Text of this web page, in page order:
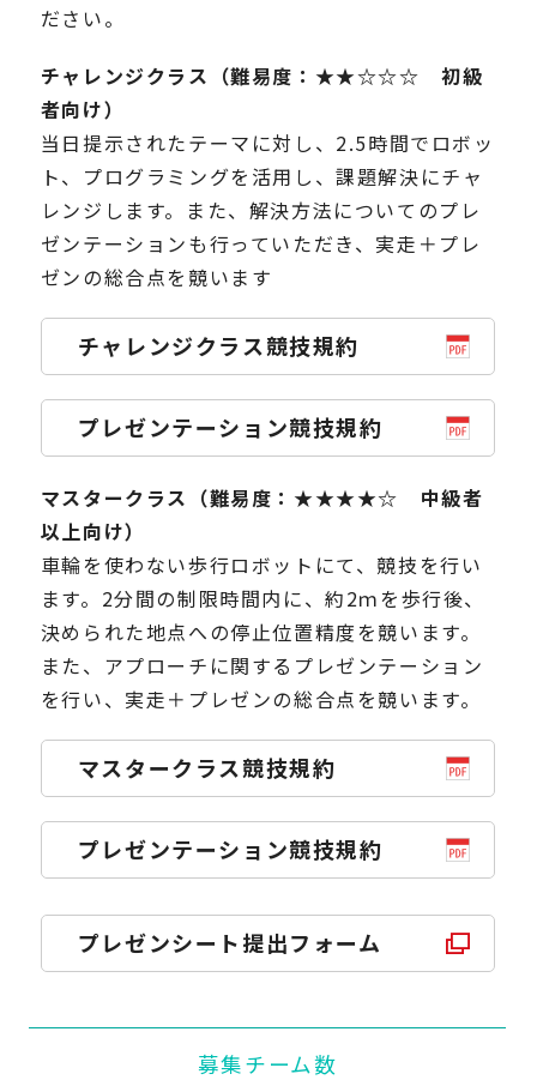
ださい。
チャレンジクラス（難易度：★★☆☆☆ 初級
者向け）
当日提示されたテーマに対し、2.5時間でロボッ
ト、プログラミングを活用し、課題解決にチャ
レンジします。また、解決方法についてのプレ
ゼンテーションも行っていただき、実走＋プレ
ゼンの総合点を競います
チャレンジクラス競技規約
プレゼンテーション競技規約
マスタークラス（難易度：★★★★☆ 中級者
以上向け）
車輪を使わない歩行ロボットにて、競技を行い
ます。2分間の制限時間内に、約2ｍを歩行後、
決められた地点への停止位置精度を競います。
また、アプローチに関するプレゼンテーション
を行い、実走＋プレゼンの総合点を競います。
マスタークラス競技規約
プレゼンテーション競技規約
プレゼンシート提出フォーム
募集チーム数